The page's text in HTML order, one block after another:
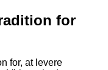
for
for, at levere